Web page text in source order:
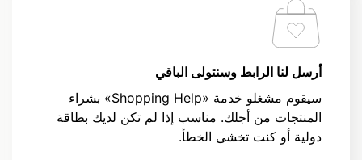
أرسل لنا الرابط وسنتولى الباقي
سيقوم مشغلو خدمة «Shopping Help» بشراء
المنتجات من أجلك. مناسب إذا لم تكن لديك بطاقة
دولية أو كنت تخشى الخطأ.